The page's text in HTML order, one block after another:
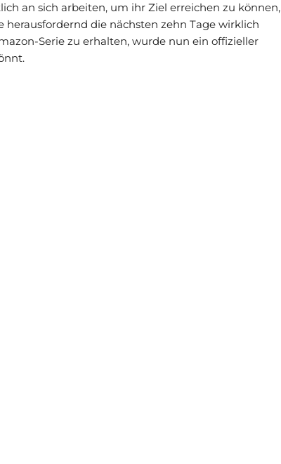
an sich arbeiten, um ihr Ziel erreichen zu können,
die nächsten zehn Tage wirklich
Serie zu erhalten, wurde nun ein offizieller